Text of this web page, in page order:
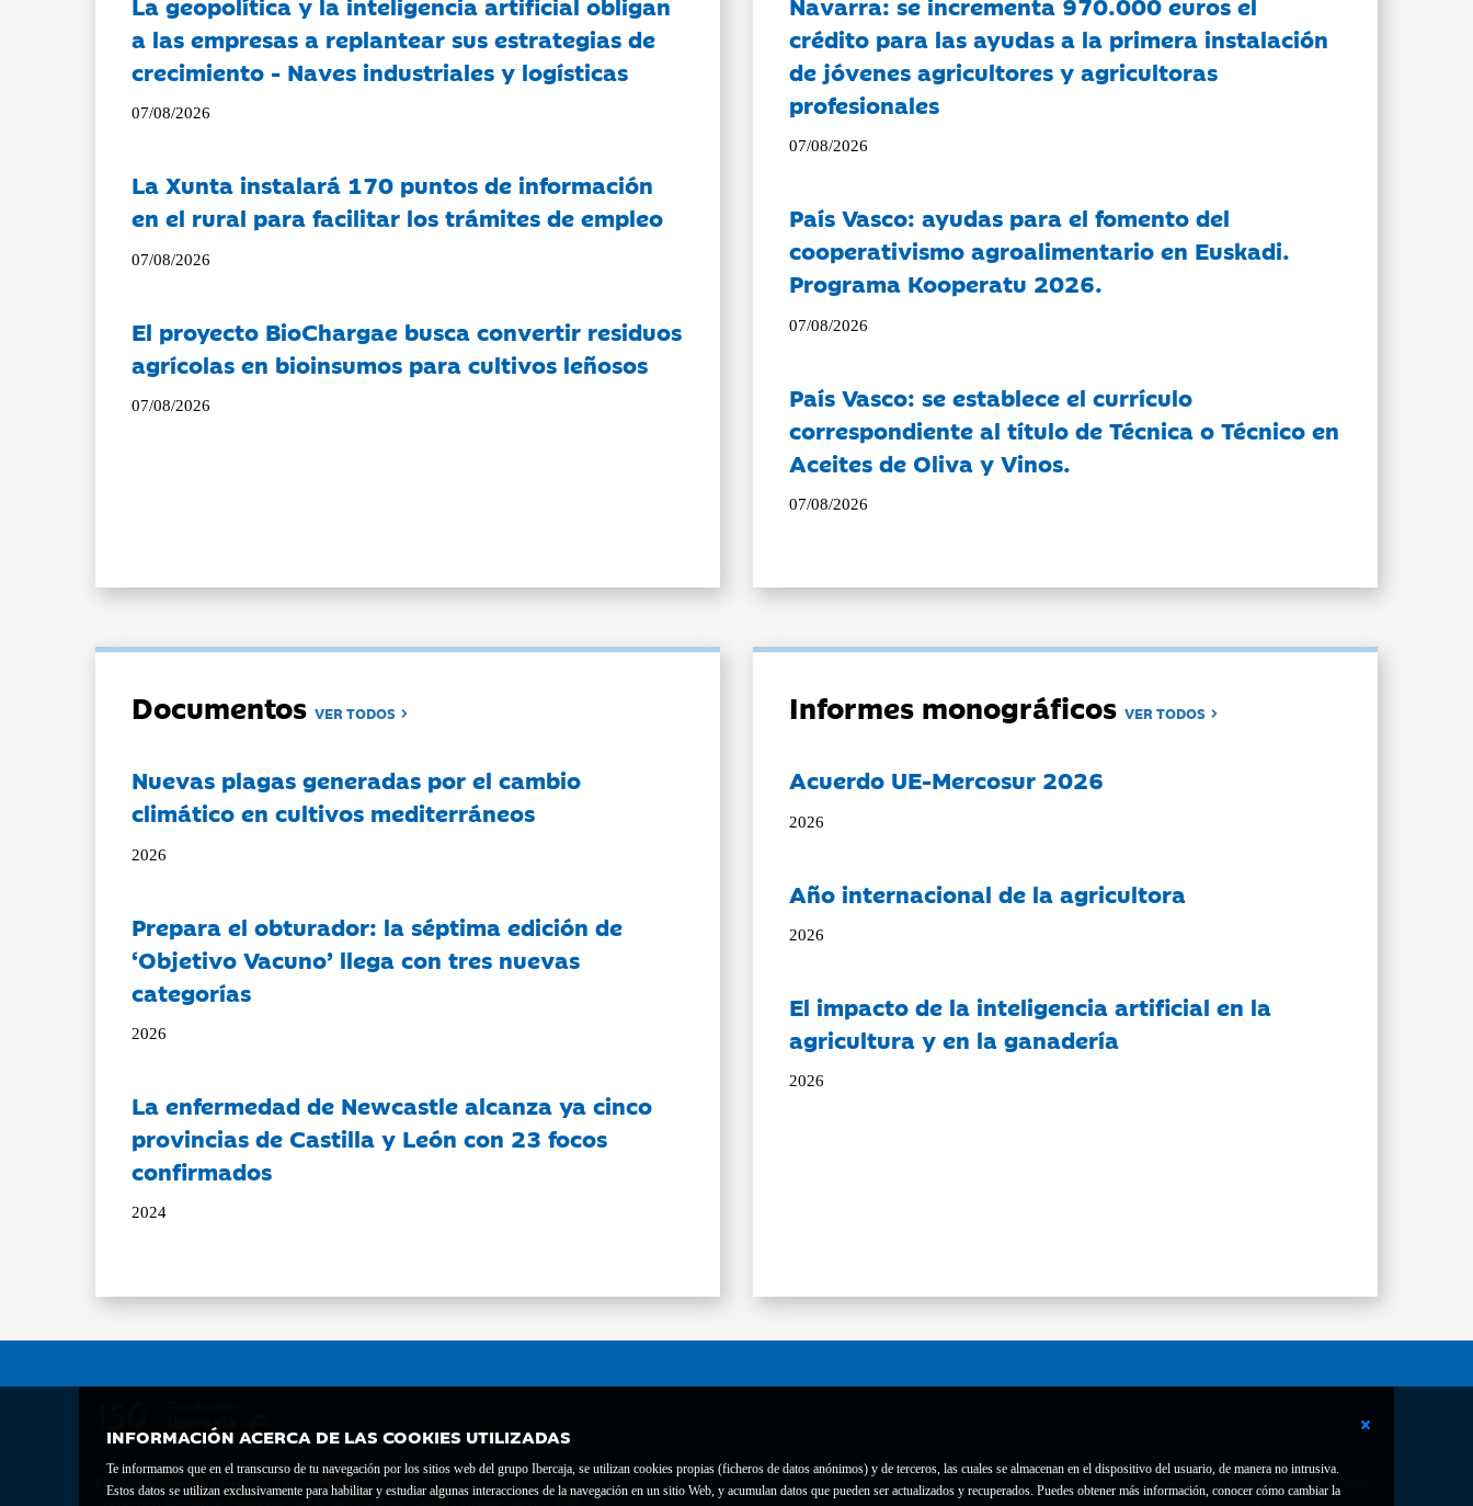
INFORMACIÓN ACERCA DE LAS COOKIES UTILIZADAS
Te informamos que en el transcurso de tu navegación por los sitios web del grupo Ibercaja, se utilizan cookies propias (ficheros de datos anónimos) y de terceros, las cuales se almacenan en el dispositivo del usuario, de manera no intrusiva.
Estos datos se utilizan exclusivamente para habilitar y estudiar algunas interacciones de la navegación en un sitio Web, y acumulan datos que pueden ser actualizados y recuperados. Puedes obtener más información, conocer cómo cambiar la
a las empresas a replantear sus estrategias de
crecimiento - Naves industriales y logísticas
07/08/2026
La Xunta instalará 170 puntos de información
en el rural para facilitar los trámites de empleo
07/08/2026
El proyecto BioChargae busca convertir residuos
agrícolas en bioinsumos para cultivos leñosos
07/08/2026
crédito para las ayudas a la primera instalación
de jóvenes agricultores y agricultoras
profesionales
07/08/2026
País Vasco: ayudas para el fomento del
cooperativismo agroalimentario en Euskadi.
Programa Kooperatu 2026.
07/08/2026
País Vasco: se establece el currículo
correspondiente al título de Técnica o Técnico en
Aceites de Oliva y Vinos.
07/08/2026
DocumentosVER TODOS
Nuevas plagas generadas por el cambio
climático en cultivos mediterráneos
2026
Prepara el obturador: la séptima edición de
‘Objetivo Vacuno’ llega con tres nuevas
categorías
2026
La enfermedad de Newcastle alcanza ya cinco
provincias de Castilla y León con 23 focos
confirmados
2024
Informes monográficosVER TODOS
Acuerdo UE-Mercosur 2026
2026
Año internacional de la agricultora
2026
El impacto de la inteligencia artificial en la
agricultura y en la ganadería
2026
Fundación Bancaria Ibercaja C.I.F. G-50000652.
Inscrita en el Registro de Fundaciones del Mº de Educación, Cultura y Deporte con el nº 1689.
Contacto Declaración de accesibilidad